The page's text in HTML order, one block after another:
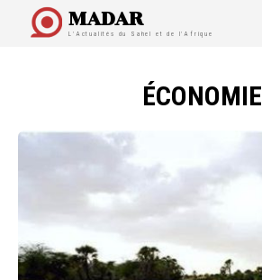
MADAR
L'Actualités du Sahel et de l'Afrique
ÉCONOMIE